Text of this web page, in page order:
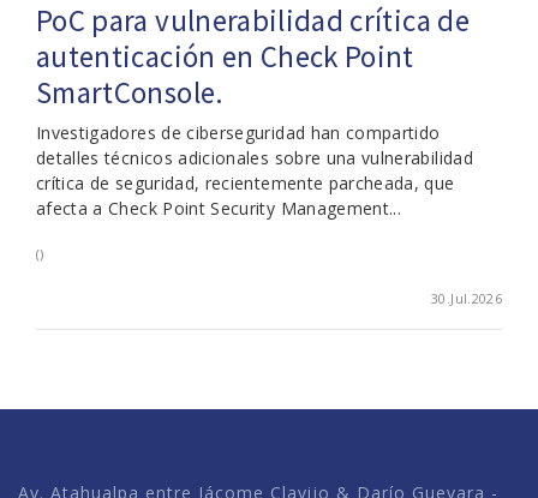
PoC para vulnerabilidad crítica de
autenticación en Check Point
SmartConsole.
Investigadores de ciberseguridad han compartido
detalles técnicos adicionales sobre una vulnerabilidad
crítica de seguridad, recientemente parcheada, que
afecta a Check Point Security Management...
()
30.Jul.2026
Av. Atahualpa entre Jácome Clavijo & Darío Guevara -